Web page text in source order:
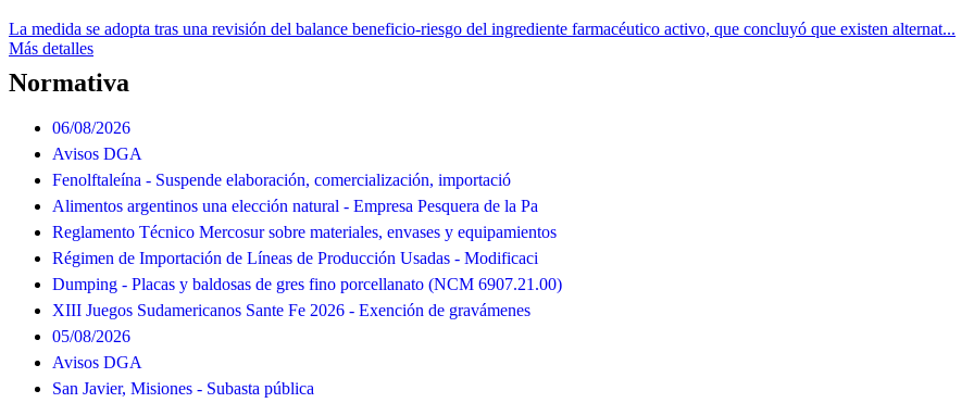
La medida se adopta tras una revisión del balance beneficio-riesgo del ingrediente farmacéutico activo, que concluyó que existen alternat...
Más detalles
Normativa
06/08/2026
Avisos DGA
Fenolftaleína - Suspende elaboración, comercialización, importació
Alimentos argentinos una elección natural - Empresa Pesquera de la Pa
Reglamento Técnico Mercosur sobre materiales, envases y equipamientos
Régimen de Importación de Líneas de Producción Usadas - Modificaci
Dumping - Placas y baldosas de gres fino porcellanato (NCM 6907.21.00)
XIII Juegos Sudamericanos Sante Fe 2026 - Exención de gravámenes
05/08/2026
Avisos DGA
San Javier, Misiones - Subasta pública